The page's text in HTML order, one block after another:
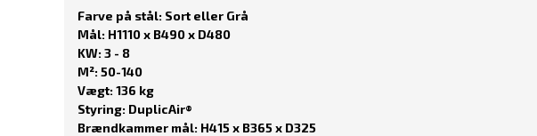
Farve på stål: Sort eller Grå
Mål: H1110 x B490 x D480
KW: 3 - 8
M²: 50-140
Vægt: 136 kg
Styring: DuplicAir®
Brændkammer mål: H415 x B365 x D325